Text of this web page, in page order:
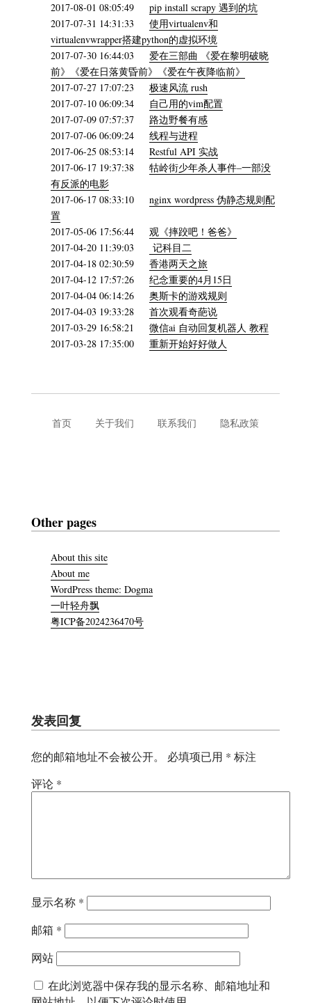
2017-08-01 08:05:49 pip install scrapy 遇到的坑
2017-07-31 14:31:33 使用virtualenv和
virtualenvwrapper搭建python的虚拟环境
2017-07-30 16:44:03 爱在三部曲 《爱在黎明破晓
前》《爱在日落黄昏前》《爱在午夜降临前》
2017-07-27 17:07:23 极速风流 rush
2017-07-10 06:09:34
自己用的vim配置
2017-07-09 07:57:37 路边野餐有感
2017-07-06 06:09:24 线程与进程
2017-06-25 08:53:14 Restful API 实战
2017-06-17 19:37:38 牯岭街少年杀人事件–一部没
有反派的电影
2017-06-17 08:33:10 nginx wordpress 伪静态规则配
置
2017-05-06 17:56:44 观《摔跤吧！爸爸》
2017-04-20 11:39:03
记科目二
2017-04-18 02:30:59 香港两天之旅
2017-04-12 17:57:26 纪念重要的4月15日
2017-04-04 06:14:26 奥斯卡的游戏规则
2017-04-03 19:33:28 首次观看奇葩说
2017-03-29 16:58:21 微信ai 自动回复机器人 教程
2017-03-28 17:35:00 重新开始好好做人
首页 关于我们 联系我们 隐私政策
Other pages
About this site
About me
WordPress theme: Dogma
一叶轻舟飘
粤ICP备2024236470号
发表回复
您的邮箱地址不会被公开。 必填项已用 * 标注
评论 *
显示名称 *
邮箱 *
网站
在此浏览器中保存我的显示名称、邮箱地址和